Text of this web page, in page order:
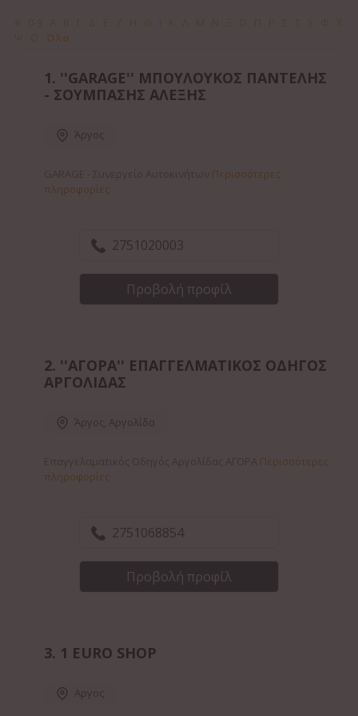
# 0-9 Α Β Γ Δ Ε Ζ Η Θ Ι Κ Λ Μ Ν Ο Π Ρ Σ Τ Υ Φ
Χ
Ψ
Ω Όλα
1. ''GARAGE'' ΜΠΟΥΛΟΥΚΟΣ ΠΑΝΤΕΛΗΣ
- ΣΟΥΜΠΑΣΗΣ ΑΛΕΞΗΣ
Άργος
Περισσότερες
πληροφορίες
2751020003
Προβολή προφίλ
2. ''ΑΓΟΡΑ'' ΕΠΑΓΓΕΛΜΑΤΙΚΟΣ ΟΔΗΓΟΣ
ΑΡΓΟΛΙΔΑΣ
Άργος, Αργολίδα
Περισσότερες
πληροφορίες
2751068854
Προβολή προφίλ
3. 1 EURO SHOP
Αργος